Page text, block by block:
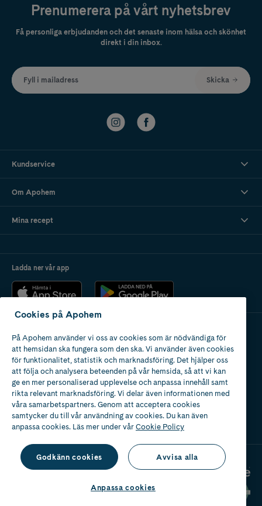
Prenumerera på vårt nyhetsbrev
Få personliga erbjudanden och det senaste inom hälsa och skönhet
direkt i din inbox.
Fyll i mailadress Skicka
Kundservice
Om Apohem
Mina recept
Ladda ner vår app
Apotek med tillstånd
av Läkemedelsverket
2024
Cookies på Apohem
På Apohem använder vi oss av cookies som är nödvändiga för
att hemsidan ska fungera som den ska. Vi använder även cookies
för funktionalitet, statistik och marknadsföring. Det hjälper oss
att följa och analysera beteenden på vår hemsida, så att vi kan
ge en mer personaliserad upplevelse och anpassa innehåll samt
rikta relevant marknadsföring. Vi delar även informationen med
våra samarbetspartners. Genom att acceptera cookies
samtycker du till vår användning av cookies. Du kan även
anpassa cookies. Läs mer under vårCookie Policy
Godkänn cookies Avvisa alla
Anpassa cookies